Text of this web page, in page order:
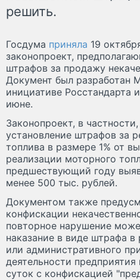
решить.
Госдума приняла 19
законопроект,
штрафов за продажу
Документ был разработан
инициативе Росстандарта
июне.
Законопроект, в
установление штрафов за
топлива в размере 1% от
реализации моторного
предшествующий году
менее 500 тыс. рублей.
Документом также
конфискации
повторное нарушение
наказание в виде штрафа
или административного
деятельности
суток с конфискацией